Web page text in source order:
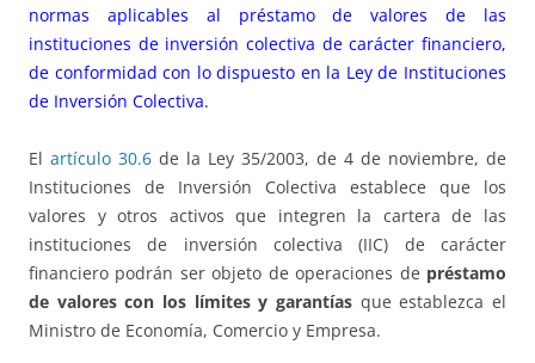
normas aplicables al préstamo de valores de las
instituciones de inversión colectiva de carácter financiero,
de conformidad con lo dispuesto en la Ley de Instituciones
de Inversión Colectiva.
El artículo 30.6 de la Ley 35/2003, de 4 de noviembre, de
Instituciones de Inversión Colectiva establece que los
valores y otros activos que integren la cartera de las
instituciones de inversión colectiva (IIC) de carácter
financiero podrán ser objeto de operaciones de préstamo
de valores con los límites y garantías que establezca el
Ministro de Economía, Comercio y Empresa.